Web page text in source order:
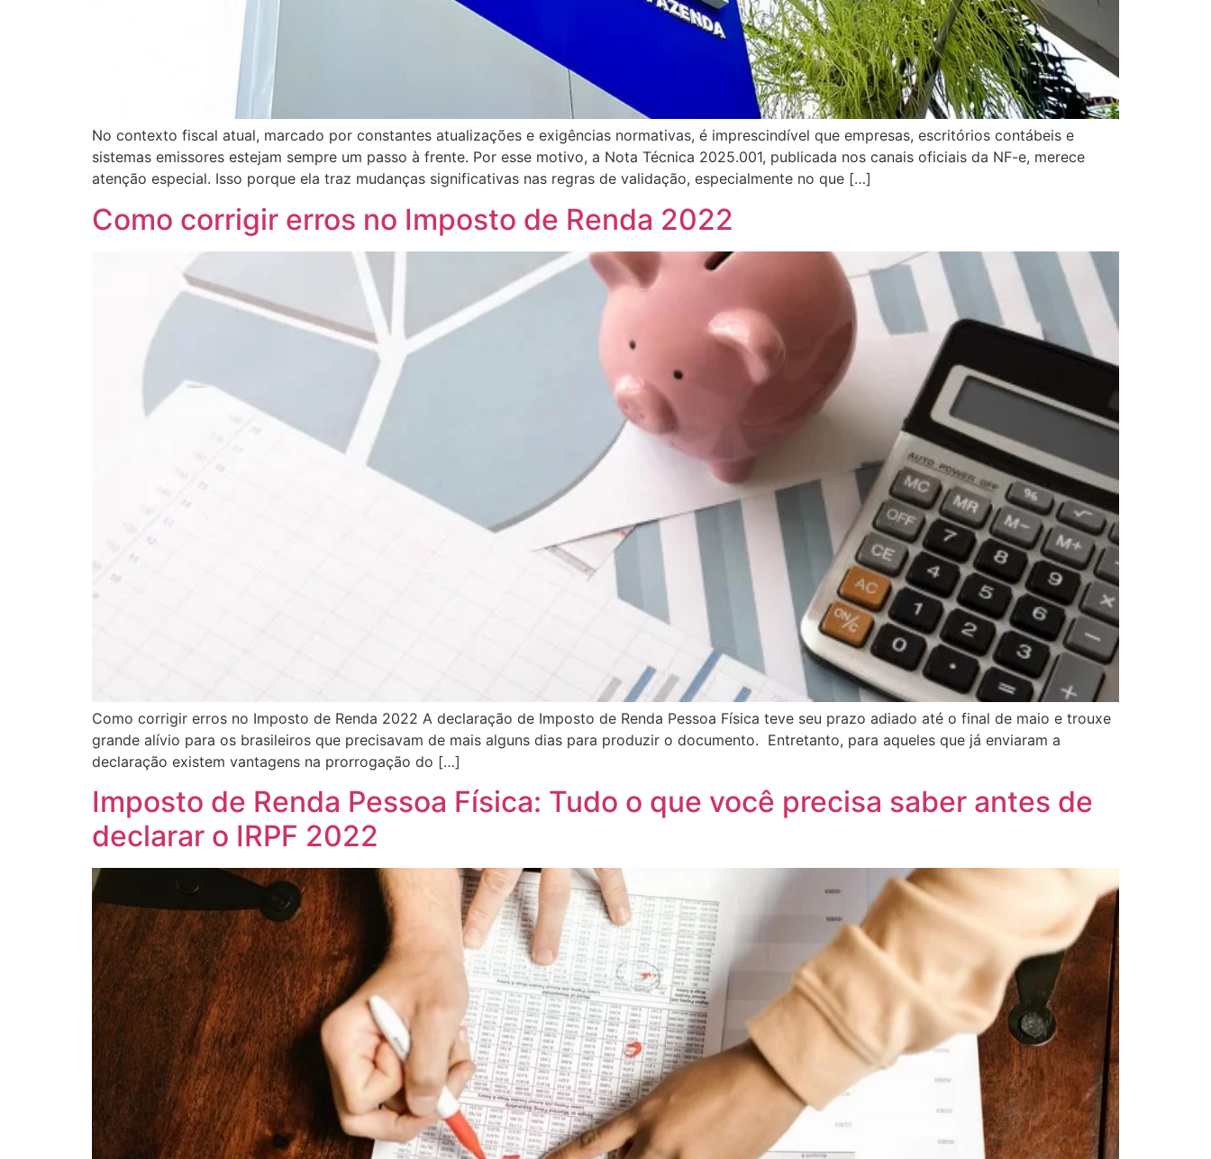
No contexto fiscal atual, marcado por constantes atualizações e exigências normativas, é imprescindível que empresas, escritórios contábeis e
sistemas emissores estejam sempre um passo à frente. Por esse motivo, a Nota Técnica 2025.001, publicada nos canais oficiais da NF-e, merece
atenção especial. Isso porque ela traz mudanças significativas nas regras de validação, especialmente no que […]
Como corrigir erros no Imposto de Renda 2022
Como corrigir erros no Imposto de Renda 2022 A declaração de Imposto de Renda Pessoa Física teve seu prazo adiado até o final de maio e trouxe
grande alívio para os brasileiros que precisavam de mais alguns dias para produzir o documento. Entretanto, para aqueles que já enviaram a
declaração existem vantagens na prorrogação do […]
Imposto de Renda Pessoa Física: Tudo o que você precisa saber antes de
declarar o IRPF 2022